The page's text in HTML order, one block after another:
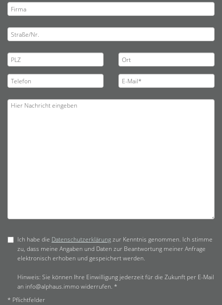
Ich habe die Datenschutzerklärungzur Kenntnis genommen. Ich stimme
zu, dass meine Angaben und Daten zur Beantwortung meiner Anfrage
elektronisch erhoben und gespeichert werden.
Hinweis: Sie können Ihre Einwilligung jederzeit für die Zukunft per E-Mail
an info@alphaus.immo widerrufen. *
* Pflichtfelder